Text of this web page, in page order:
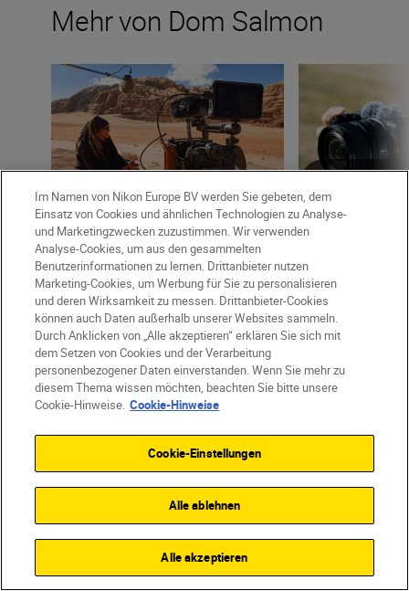
Mehr von Dom Salmon
LESEZEIT
Im Käfig: Warum sich ein Cage für eure Nikon lohnt
Dom Salmon • 06 Okt. 2023
• Technologie und Know-how
Im Käfig: Warum sich ein
Cage für eure Nikon lohnt
8
Dom Salmon
Kreatives
Mehr Kreativität
entfalten
Im Namen von Nikon Europe BV werden Sie gebeten, dem
Einsatz von Cookies und ähnlichen Technologien zu Analyse-
und Marketingzwecken zuzustimmen. Wir verwenden
Analyse-Cookies, um aus den gesammelten
Benutzerinformationen zu lernen. Drittanbieter nutzen
Marketing-Cookies, um Werbung für Sie zu personalisieren
und deren Wirksamkeit zu messen. Drittanbieter-Cookies
können auch Daten außerhalb unserer Websites sammeln.
Durch Anklicken von „Alle akzeptieren“ erklären Sie sich mit
dem Setzen von Cookies und der Verarbeitung
personenbezogener Daten einverstanden. Wenn Sie mehr zu
diesem Thema wissen möchten, beachten Sie bitte unsere
Cookie-Hinweise. Cookie-Hinweise
Cookie-Einstellungen
Alle ablehnen
Alle akzeptieren